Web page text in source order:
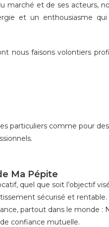
marché et de ses acteurs,
et un enthousiasme
nous faisons volontiers
particuliers comme pour
Ma Pépite
quel que soit l’objectif
sécurisé et rentable.
partout dans le monde :
confiance mutuelle.